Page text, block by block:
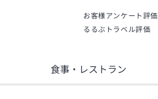
お客様アンケート評価
るるぶトラベル評価
食事・レストラン